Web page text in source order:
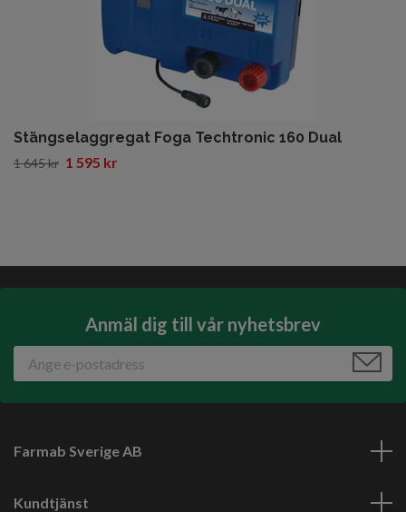
Stängselaggregat Foga Techtronic 160 Dual
1 645 kr 1 595 kr
Anmäl dig till vår nyhetsbrev
Farmab Sverige AB
Kundtjänst